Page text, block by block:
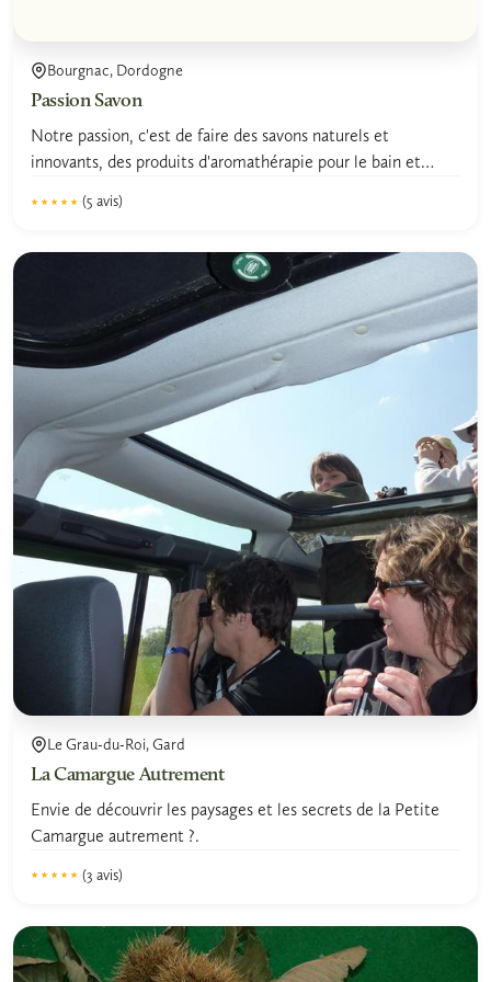
Bourgnac, Dordogne
Passion Savon
Notre passion, c'est de faire des savons naturels et
innovants, des produits d'aromathérapie pour le bain et
★★★★★
★★★★★ (5 avis)
Le Grau-du-Roi, Gard
La Camargue Autrement
Envie de découvrir les paysages et les secrets de la Petite
Camargue autrement ?.
★★★★★
★★★★★ (3 avis)